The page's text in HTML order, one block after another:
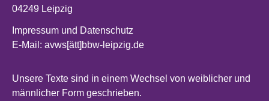
04249 Leipzig
Impressum und Datenschutz
E-Mail: avws[ätt]bbw-leipzig.de
Unsere Texte sind in einem Wechsel von weiblicher und
männlicher Form geschrieben.